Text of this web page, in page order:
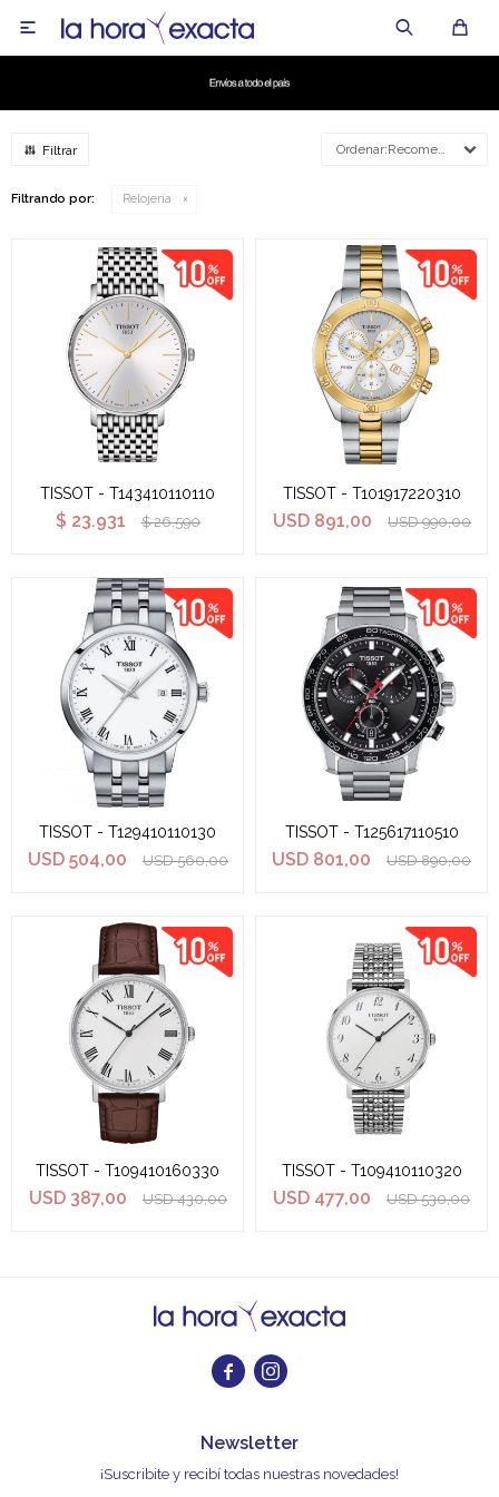

Recomendados
Filtrando por: Relojería
TISSOT - T143410110110
$ 23.931 $ 26.590
TISSOT - T101917220310
USD 891,00 USD 990,00
TISSOT - T129410110130
USD 504,00 USD 560,00
TISSOT - T125617110510
USD 801,00 USD 890,00
TISSOT - T109410160330
USD 387,00 USD 430,00
TISSOT - T109410110320
USD 477,00 USD 530,00
 
Newsletter
¡Suscribite y recibí todas nuestras novedades!